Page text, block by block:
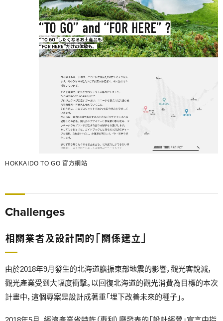
HOKKAIDO TO GO 官方網站
Challenges
相關業者及設計間的「關係建立」
由於2018年9月發生的北海道膽振東部地震的影響，觀光客銳減，
觀光產業受到大幅度衝擊。以回復北海道的觀光消費為目標的本次
計畫中，這個專案是設計成著重「埋下改善未來的種子」。